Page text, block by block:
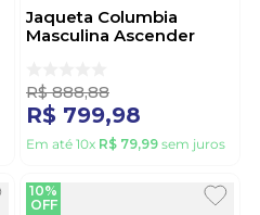
Jaqueta Columbia
Masculina Ascender
R$ 888,88
R$ 799,98
Em até 10x R$ 79,99 sem juros
10%
OFF